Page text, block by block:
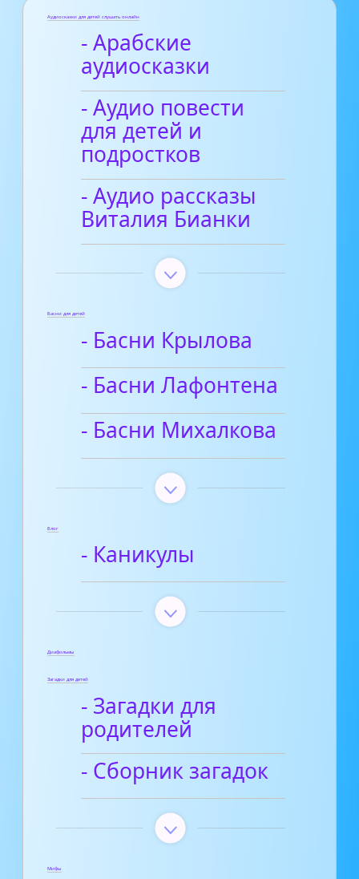
Аудиосказки для детей слушать онлайн
- Арабские
аудиосказки
- Аудио повести
для детей и
подростков
- Аудио рассказы
Виталия Бианки
Басни для детей
- Басни Крылова
- Басни Лафонтена
- Басни Михалкова
Блог
- Каникулы
Диафильмы
Загадки для детей
- Загадки для
родителей
- Сборник загадок
Мифы